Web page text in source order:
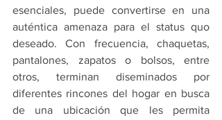
esenciales, puede convertirse en una
auténtica amenaza para el status quo
deseado. Con frecuencia, chaquetas,
pantalones, zapatos o bolsos, entre
otros, terminan diseminados por
diferentes rincones del hogar en busca
de una ubicación que les permita